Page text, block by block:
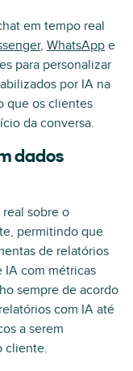
em tempo real
, WhatsApp e
para personalizar
por IA na
que os clientes
da conversa.
dados
sobre o
permitindo que
de relatórios
IA com métricas
sempre de acordo
com IA até
a serem
cliente.